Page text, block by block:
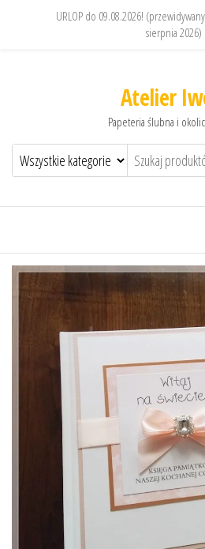
Atelier
Papeteria ślubna i
URLOP do 09.08.2026!
sierpnia 2026)